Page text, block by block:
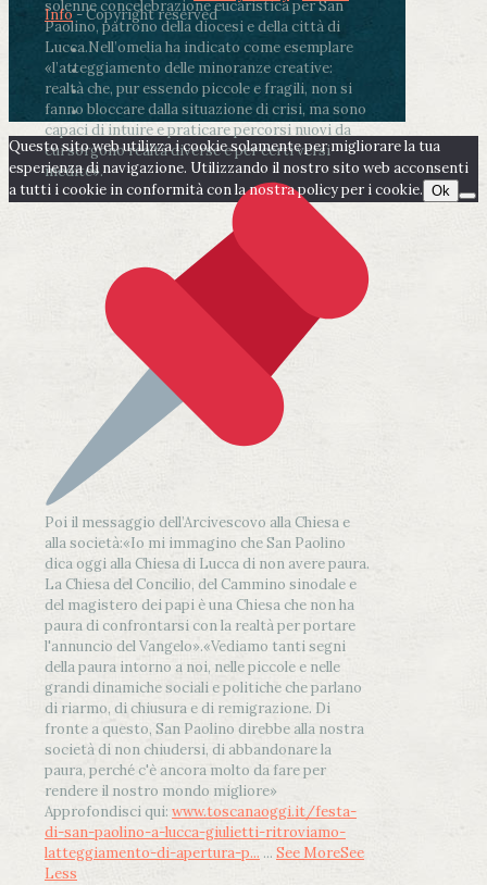
solenne concelebrazione eucaristica per San
Paolino, patrono della diocesi e della città di
Lucca.Nell’omelia ha indicato come esemplare
«l’atteggiamento delle minoranze creative:
realtà che, pur essendo piccole e fragili, non si
fanno bloccare dalla situazione di crisi, ma sono
capaci di intuire e praticare percorsi nuovi da
cui sorgono realtà diverse e per certi versi
inedite».
Poi il messaggio dell’Arcivescovo alla Chiesa e
alla società:«Io mi immagino che San Paolino
dica oggi alla Chiesa di Lucca di non avere paura.
La Chiesa del Concilio, del Cammino sinodale e
del magistero dei papi è una Chiesa che non ha
paura di confrontarsi con la realtà per portare
l'annuncio del Vangelo».«Vediamo tanti segni
della paura intorno a noi, nelle piccole e nelle
grandi dinamiche sociali e politiche che parlano
di riarmo, di chiusura e di remigrazione. Di
fronte a questo, San Paolino direbbe alla nostra
società di non chiudersi, di abbandonare la
paura, perché c'è ancora molto da fare per
rendere il nostro mondo migliore»
Approfondisci qui: www.toscanaoggi.it/festa-
di-san-paolino-a-lucca-giulietti-ritroviamo-
latteggiamento-di-apertura-p... ... See MoreSee
Less
Info- Copyright reserved
Questo sito web utilizza i cookie solamente per migliorare la tua
esperienza di navigazione. Utilizzando il nostro sito web acconsenti
a tutti i cookie in conformità con la nostra policy per i cookie. Ok